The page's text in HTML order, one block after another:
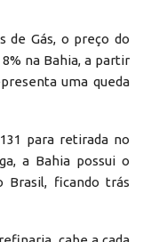
de Gás, o preço do
na Bahia, a partir
uma queda
para retirada no
a Bahia possui o
Brasil, ficando trás